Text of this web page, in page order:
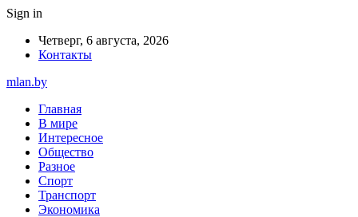
Sign in
Четверг, 6 августа, 2026
Контакты
mlan.by
Главная
В мире
Интересное
Общество
Разное
Спорт
Транспорт
Экономика